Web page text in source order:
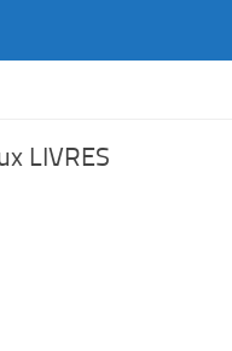
LIVRES